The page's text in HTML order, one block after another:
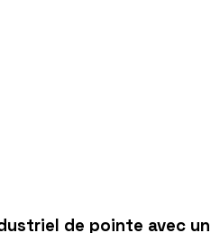
de pointe avec un